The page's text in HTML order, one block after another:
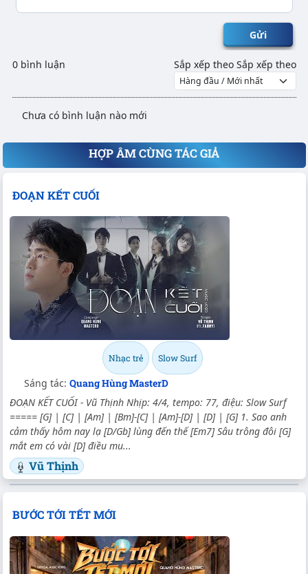
Gửi
0 bình luận Sắp xếp theo Sắp xếp theo
Chưa có bình luận nào mới
HỢP ÂM CÙNG TÁC GIẢ
ĐOẠN KẾT CUỐI
Nhạc trẻ Slow Surf
Sáng tác: Quang Hùng MasterD
ĐOẠN KẾT CUỐI - Vũ Thịnh Nhịp: 4/4, tempo: 77, điệu: Slow Surf
===== [G] | [C] | [Am] | [Bm]-[C] | [Am]-[D] | [D] | [G] 1. Sao anh
cảm thấy hôm nay lạ [D/Gb] lùng đến thế [Em7] Sâu trông đôi [G]
mắt em có vài [D] điều mu...
Vũ Thịnh
BƯỚC TỚI TẾT MỚI